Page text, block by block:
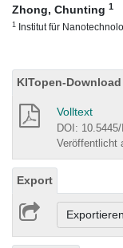
Zhong, Chunting 1
1 Institut für
KITopen-Download
Volltext
DOI:
Veröffentlicht
Export